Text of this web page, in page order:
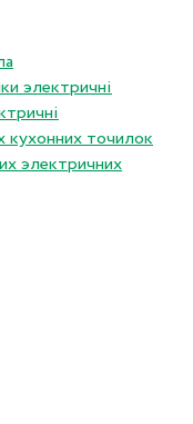
электричнi
кухонних точилок
электричних